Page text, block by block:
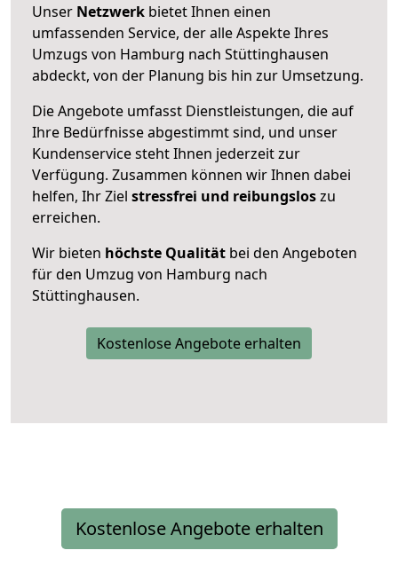
Unser Netzwerk bietet Ihnen einen
umfassenden Service, der alle Aspekte Ihres
Umzugs von Hamburg nach Stüttinghausen
abdeckt, von der Planung bis hin zur Umsetzung.
Die Angebote umfasst Dienstleistungen, die auf
Ihre Bedürfnisse abgestimmt sind, und unser
Kundenservice steht Ihnen jederzeit zur
Verfügung. Zusammen können wir Ihnen dabei
helfen, Ihr Ziel stressfrei und reibungsloszu
erreichen.
Wir bieten höchste Qualität bei den Angeboten
für den Umzug von Hamburg nach
Stüttinghausen.
Kostenlose Angebote erhalten
Kostenlose Angebote erhalten